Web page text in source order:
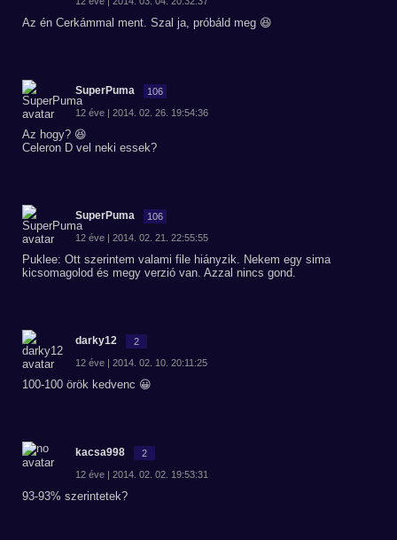
Az én Cerkámmal ment. Szal ja, próbáld meg 😆
SuperPuma 106
12 éve | 2014. 02. 26. 19:54:36
Az hogy? 😆
Celeron D vel neki essek?
SuperPuma 106
12 éve | 2014. 02. 21. 22:55:55
Puklee: Ott szerintem valami file hiányzik. Nekem egy sima
kicsomagolod és megy verzió van. Azzal nincs gond.
darky12 2
12 éve | 2014. 02. 10. 20:11:25
100-100 örök kedvenc 😀
kacsa998 2
12 éve | 2014. 02. 02. 19:53:31
93-93% szerintetek?